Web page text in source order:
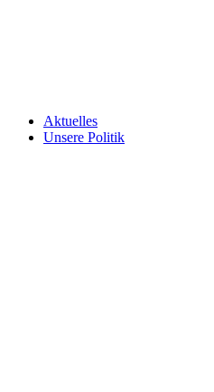
Aktuelles
Unsere Politik